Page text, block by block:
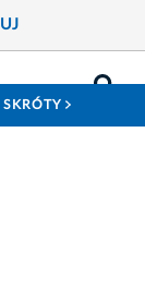
SKRÓTY